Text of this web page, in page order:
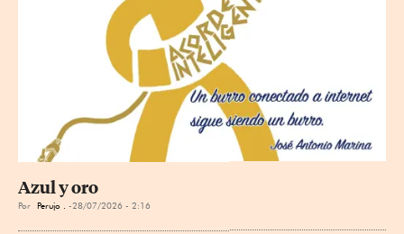
Azul y oro
Por Perujo . 28/07/2026 - 2:16